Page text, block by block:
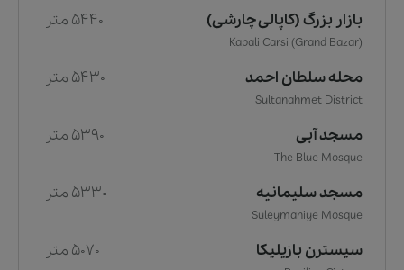
بازار بزرگ (کاپالی چارشی) 5440 متر
Kapali Carsi (Grand Bazar)
محله سلطان احمد 5430 متر
Sultanahmet District
مسجد آبی 5390 متر
The Blue Mosque
مسجد سلیمانیه 5330 متر
Suleymaniye Mosque
سیسترن بازیلیکا 5070 متر